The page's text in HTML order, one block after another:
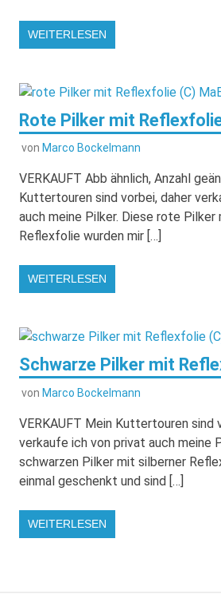
WEITERLESEN
Rote Pilker mit
von Marco Bockelmann
VERKAUFT Abb ähnlich, Anzahl
Kuttertouren sind vorbei, daher
auch meine Pilker. Diese rote Pilker
Reflexfolie wurden mir […]
WEITERLESEN
Schwarze Pilker mit
von Marco Bockelmann
VERKAUFT Mein Kuttertouren sind
verkaufe ich von privat auch meine
schwarzen Pilker mit silberner
einmal geschenkt und sind […]
WEITERLESEN